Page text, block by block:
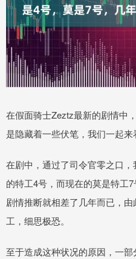
在假面骑士Zeztz最新的剧情中
是隐藏着一些伏笔，我们一起来
在剧中，通过了司令官零之口
的特工4号，而现在的莫是特工
剧情推断就相差了几年而已，
工，细思极恐。
至于造成这种状况的原因，一